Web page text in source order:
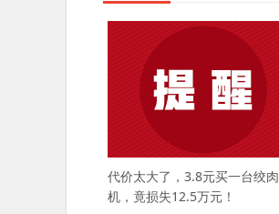
代价太大了，3.8元买一台绞肉
机，竟损失12.5万元！